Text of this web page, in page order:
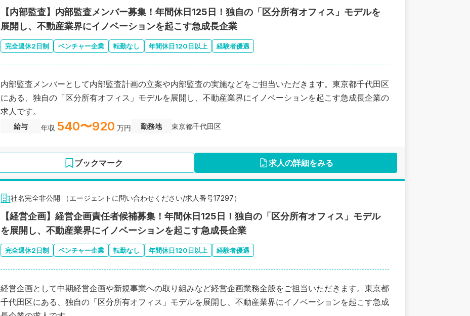
【内部監査】内部監査メンバー募集！年間休日125日！独自の「区分所有オフィス」モデルを
展開し、不動産業界にイノベーションを起こす急成長企業
完全週休2日制 ベンチャー企業 転勤なし 年間休日120日以上 経験者優遇
内部監査メンバーとして内部監査計画の立案や内部監査の実施などをご担当いただきます。東京都千代田区
にある、独自の「区分所有オフィス」モデルを展開し、不動産業界にイノベーションを起こす急成長企業の
求人です。
給与 年収 540〜920 万円 勤務地 東京都千代田区
ブックマーク 求人の詳細をみる
社名完全非公開 （エージェントに問い合わせください/求人番号17297）
【経営企画】経営企画責任者候補募集！年間休日125日！独自の「区分所有オフィス」モデル
を展開し、不動産業界にイノベーションを起こす急成長企業
完全週休2日制 ベンチャー企業 転勤なし 年間休日120日以上 経験者優遇
経営企画として中期経営企画や新規事業への取り組みなど経営企画業務全般をご担当いただきます。東京都
千代田区にある、独自の「区分所有オフィス」モデルを展開し、不動産業界にイノベーションを起こす急成